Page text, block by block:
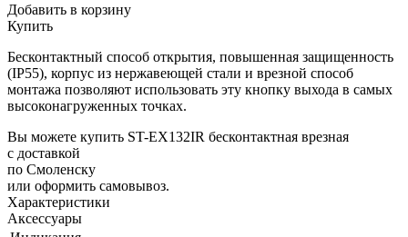
Добавить в корзину
Купить
Бесконтактный способ открытия, повышенная защищенность
(IP55), корпус из нержавеющей стали и врезной способ
монтажа позволяют использовать эту кнопку выхода в самых
высоконагруженных точках.
Вы можете купить ST-EX132IR бесконтактная врезная
с доставкой
по Смоленску
или оформить самовывоз.
Характеристики
Аксессуары